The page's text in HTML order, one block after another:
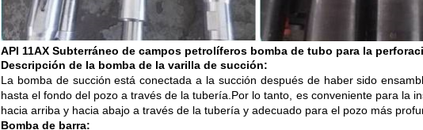
API 11AX Subterráneo de campos petrolíferos bomba de tubo para la
Descripción de la bomba de la varilla de succión:
La bomba de succión está conectada a la succión después de haber sido
hasta el fondo del pozo a través de la tubería.Por lo tanto, es conveniente para la
hacia arriba y hacia abajo a través de la tubería y adecuado para el pozo más
Bomba de barra: